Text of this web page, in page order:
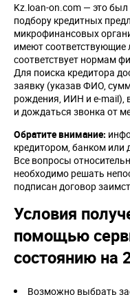
Kz.loan-on.com — это был
подбору кредитных
микрофинансовых
имеют соответствующие
соответствует нормам
Для поиска кредитора
заявку (указав ФИО,
рождения, ИИН и e-
и дождаться звонка от
Обратите внимание:
кредитором, банком
Все вопросы
необходимо решать
подписан договор
Условия
помощью
состоянию на
Возможно выбрать